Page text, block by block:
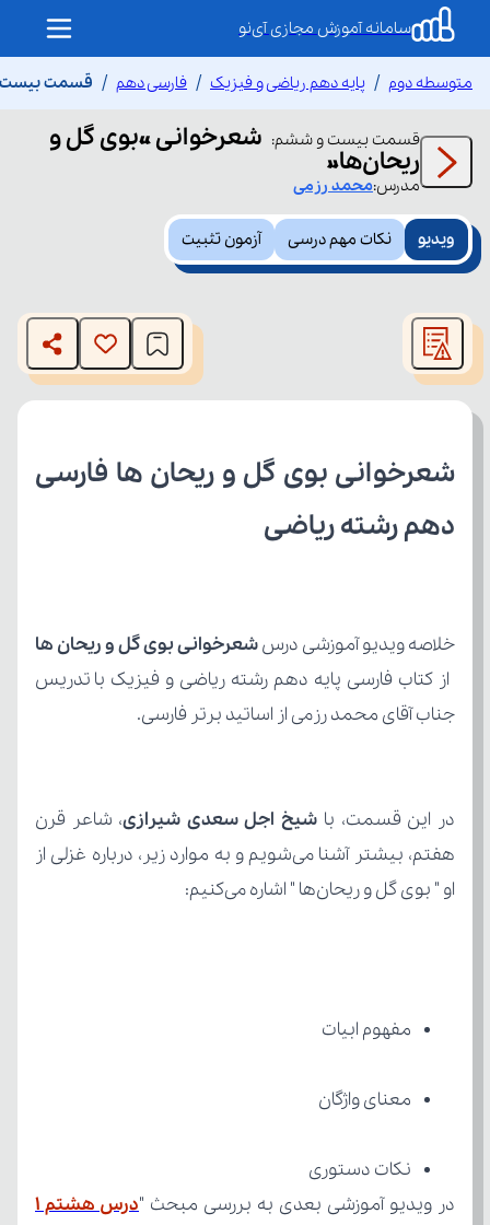
سامانه آموزش مجازی آی‌نو
متوسطه دوم پایه دهم ریاضی و فیزیک فارسی دهم قسمت بیست
قسمت بیست و ششم: شعرخوانی «بوی گل و
ریحان‌ها»
مدرس:محمد رزمی
ویدیو نکات مهم درسی آزمون تثبیت
modal
window.
The media could not be loaded, either because the server
or network failed or because the format is not supported.
دهم رشته ریاضی
خلاصه ویدیو آموزشی درس شعرخوانی بوی گل و ریحان ها
جناب آقای محمد رزمی از اساتید برتر فارسی.
در این قسمت، با شیخ اجل سعدی شیرازی
او " بوی گل و ریحان‌ها " اشاره می‌کنیم:
مفهوم ابیات
معنای واژگان
نکات دستوری
در ویدیو آموزشی بعدی به بررسی مبحث "